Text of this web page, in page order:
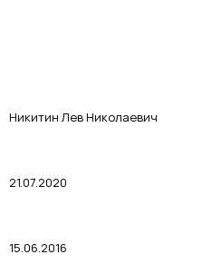
Никитин Лев Николаевич
21.07.2020
15.06.2016